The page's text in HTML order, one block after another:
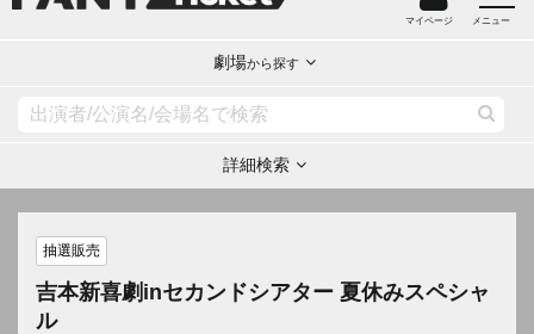
マイページ メニュー
劇場から探す
詳細検索
抽選販売
吉本新喜劇inセカンドシアター 夏休みスペシャ
ル